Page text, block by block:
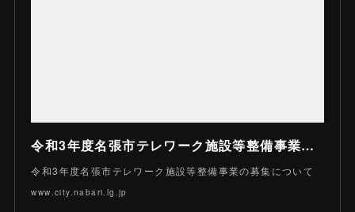
令和3年度名張市テレワーク施設等整備事業の募集について｜名張市
令和3年度名張市テレワーク施設等整備事業の募集について
www.city.nabari.lg.jp